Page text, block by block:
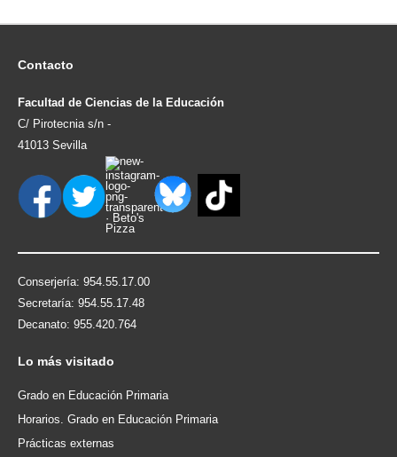
Contacto
Facultad de Ciencias de la Educación
C/ Pirotecnia s/n -
41013 Sevilla
Conserjería: 954.55.17.00
Secretaría: 954.55.17.48
Decanato: 955.420.764
Lo más visitado
Grado en Educación Primaria
Horarios. Grado en Educación Primaria
Prácticas externas